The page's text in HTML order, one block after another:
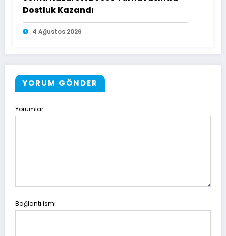
Dostluk Kazandı
4 Ağustos 2026
YORUM GÖNDER
Yorumlar
Bağlantı ismi